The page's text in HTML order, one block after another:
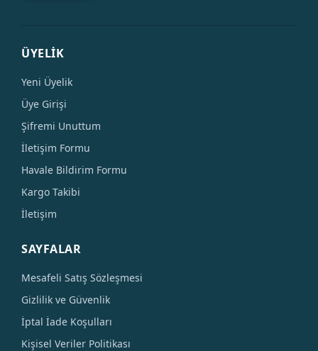
ÜYELİK
Yeni Üyelik
Üye Girişi
Şifremi Unuttum
İletişim Formu
Havale Bildirim Formu
Kargo Takibi
İletişim
SAYFALAR
Mesafeli Satış Sözleşmesi
Gizlilik ve Güvenlik
İptal İade Koşulları
Kişisel Veriler Politikası